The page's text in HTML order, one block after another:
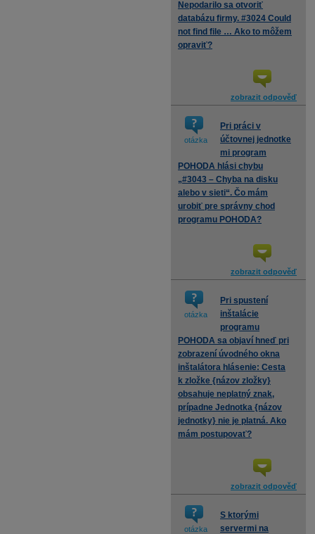
Nepodarilo sa otvoriť
databázu firmy. #3024 Could
not find file … Ako to môžem
opraviť?
zobrazit odpověď
otázka
Pri práci v
účtovnej jednotke
mi program
POHODA hlási chybu
„#3043 – Chyba na disku
alebo v sieti“. Čo mám
urobiť pre správny chod
programu POHODA?
zobrazit odpověď
otázka
Pri spustení
inštalácie
programu
POHODA sa objaví hneď pri
zobrazení úvodného okna
inštalátora hlásenie: Cesta
k zložke {názov zložky}
obsahuje neplatný znak,
prípadne Jednotka {názov
jednotky} nie je platná. Ako
mám postupovať?
zobrazit odpověď
otázka
S ktorými
servermi na